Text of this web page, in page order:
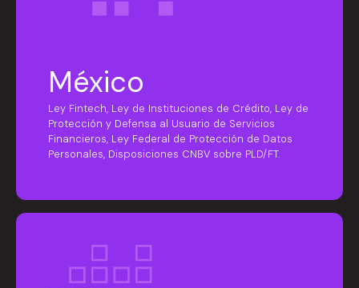
México
Ley Fintech, Ley de Instituciones de Crédito, Ley de
Protección y Defensa al Usuario de Servicios
Financieros, Ley Federal de Protección de Datos
Personales, Disposiciones CNBV sobre PLD/FT.